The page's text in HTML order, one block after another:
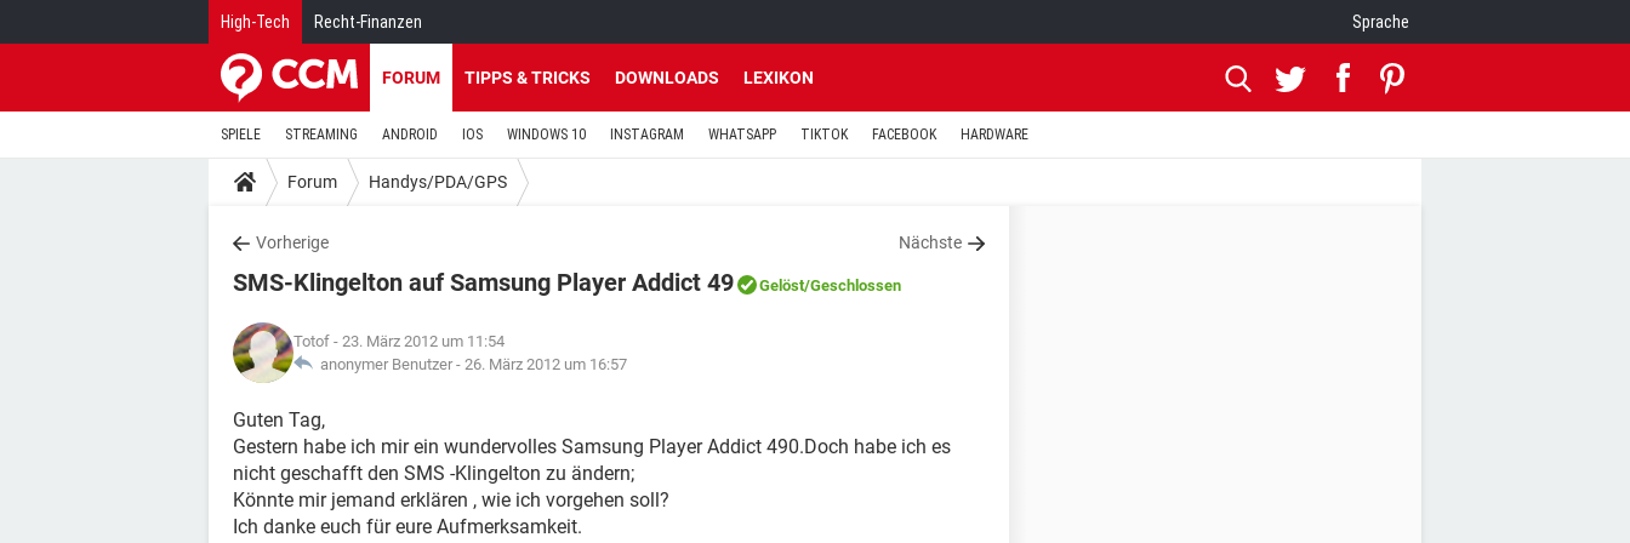
High-Tech Recht-Finanzen Sprache
FORUM TIPPS & TRICKS DOWNLOADS LEXIKON
SPIELE STREAMING ANDROID IOS WINDOWS 10 INSTAGRAM WHATSAPP TIKTOK FACEBOOK HARDWARE
Forum Handys/PDA/GPS
Vorherige Nächste
SMS-Klingelton auf Samsung Player Addict 49 Gelöst/Geschlossen
Totof - 23. März 2012 um 11:54
anonymer Benutzer - 26. März 2012 um 16:57
Guten Tag,
Gestern habe ich mir ein wundervolles Samsung Player Addict 490.Doch habe ich es
nicht geschafft den SMS -Klingelton zu ändern;
Könnte mir jemand erklären , wie ich vorgehen soll?
Ich danke euch für eure Aufmerksamkeit.